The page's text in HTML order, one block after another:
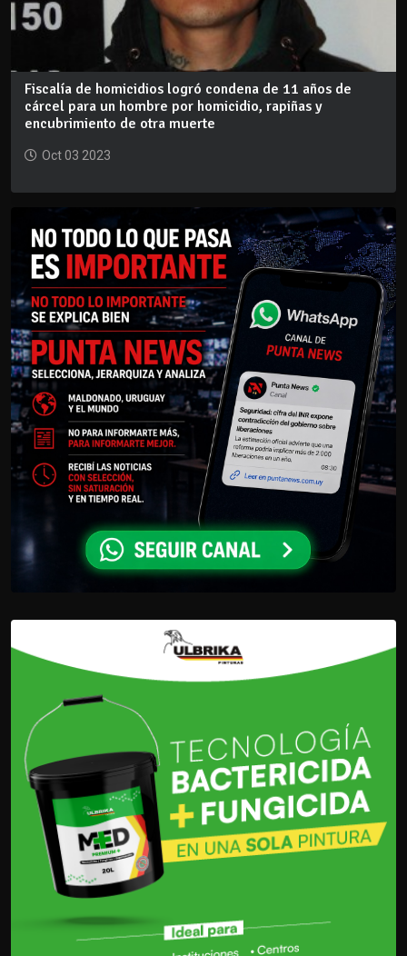
Fiscalía de homicidios logró condena de 11 años de
cárcel para un hombre por homicidio, rapiñas y
encubrimiento de otra muerte
Oct 03 2023